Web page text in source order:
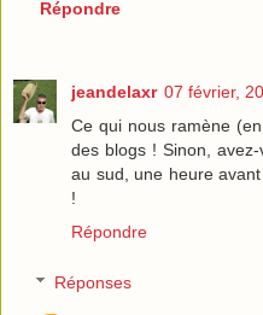
Répondre
jeandelaxr 07 février,
Ce qui nous ramène
des blogs ! Sinon,
au sud, une heure
!
Répondre
Réponses